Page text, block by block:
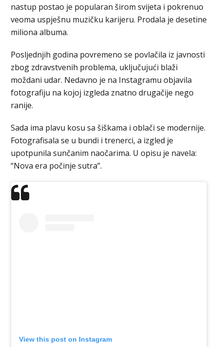
nastup postao je popularan širom svijeta i pokrenuo
veoma uspješnu muzičku karijeru. Prodala je desetine
miliona albuma.
Posljednjih godina povremeno se povlačila iz javnosti
zbog zdravstvenih problema, uključujući blaži
moždani udar. Nedavno je na Instagramu objavila
fotografiju na kojoj izgleda znatno drugačije nego
ranije.
Sada ima plavu kosu sa šiškama i oblači se modernije.
Fotografisala se u bundi i trenerci, a izgled je
upotpunila sunčanim naočarima. U opisu je navela:
“Nova era počinje sutra”.
View this post on Instagram